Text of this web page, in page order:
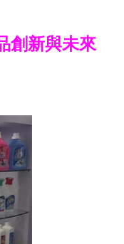
創新與未來